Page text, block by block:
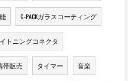
G-PACKガラスコーティング
トニングコネクタ
帯販売 タイマー 音楽